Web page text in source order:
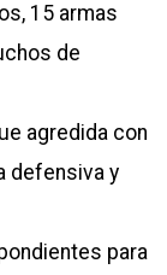
15 armas
de
agredida con
defensiva y
para